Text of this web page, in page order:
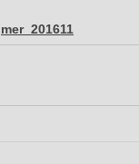
mer_201611